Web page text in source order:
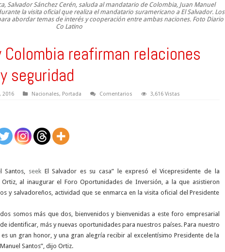
Salvador Sánchez Cerén, saluda al mandatario de Colombia, Juan Manuel
la visita oficial que realiza el mandatario suramericano a El Salvador. Los
abordar temas de interés y cooperación entre ambas naciones. Foto Diario
Co Latino
Colombia reafirman relaciones
seguridad
2016 Nacionales, Portada Comentarios 3,616 Vistas
Santos, seekEl Salvador es su casa” le expresó el Vicepresidente de la
al inaugurar el Foro Oportunidades de Inversión, a la que asistieron
y salvadoreños, actividad que se enmarca en la visita oficial del Presidente
somos más que dos, bienvenidos y bienvenidas a este foro empresarial
identificar, más y nuevas oportunidades para nuestros países. Para nuestro
un gran honor, y una gran alegría recibir al excelentísimo Presidente de la
Santos”, dijo Ortiz.